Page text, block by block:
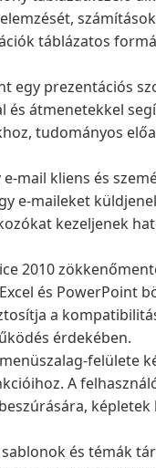
táblázatos
egy prezentációs
és átmenetekkel
tudományos
mail kliens és
e-maileket
kezeljenek
2010
és PowerPoint
a
érdekében.
felülete
A
és témák